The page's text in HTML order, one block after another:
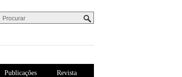
Formulário de procura
Revista
Publicações